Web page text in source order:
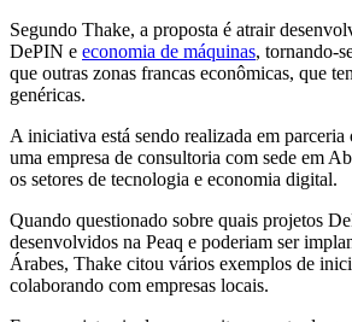
Segundo Thake, a proposta é atrair
DePIN e economia de máquinas, tornando-
que outras zonas francas econômicas, que
genéricas.
A iniciativa está sendo realizada em
uma empresa de consultoria com sede em
os setores de tecnologia e economia digital.
Quando questionado sobre quais projetos
desenvolvidos na Peaq e poderiam ser
Árabes, Thake citou vários exemplos de
colaborando com empresas locais.